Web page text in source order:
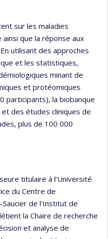
sur les maladies
que la réponse aux
utilisant des approches
et les statistiques,
minant de
et protéomiques
participants), la biobanque
des études cliniques de
plus de 100 000
titulaire à l’Université
du Centre de
Saucier de l'Institut de
la Chaire de recherche
et analyse de